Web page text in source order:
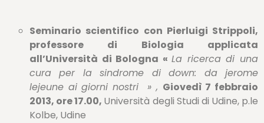
Seminario scientifico con Pierluigi Strippoli,
professore di Biologia applicata
all’Università di Bologna «La ricerca di una
cura per la sindrome di down: da jerome
lejeune ai giorni nostri » , Giovedì 7 febbraio
2013, ore 17.00, Università degli Studi di Udine, p.le
Kolbe, Udine